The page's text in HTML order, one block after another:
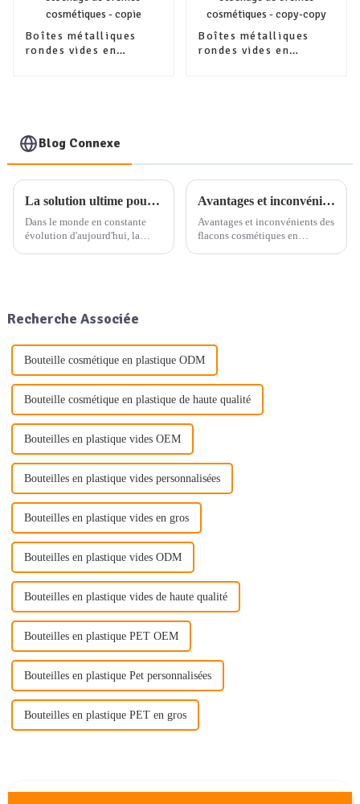
Boîtes métalliques
rondes vides en
Boîtes métalliques
rondes vides en
Blog Connexe
La solution ultime pour l'emballage professionnel quotidien : service d'emballage de produits à guichet unique
Dans le monde en constante
évolution d'aujourd'hui, la
plastique ou en verre…
Avantages et inconvénients des flacons cosmétiques en aluminium
Avantages et inconvénients des
flacons cosmétiques en
seulement…
Recherche Associée
Bouteille cosmétique en plastique ODM
Bouteille cosmétique en plastique de haute qualité
Bouteilles en plastique vides OEM
Bouteilles en plastique vides personnalisées
Bouteilles en plastique vides en gros
Bouteilles en plastique vides ODM
Bouteilles en plastique vides de haute qualité
Bouteilles en plastique PET OEM
Bouteilles en plastique Pet personnalisées
Bouteilles en plastique PET en gros